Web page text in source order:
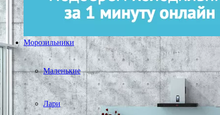
Морозильники
Маленькие
Лари